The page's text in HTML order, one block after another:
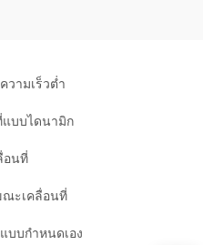
ามเร็วต่ำ
บบไดนามิก
อนที่
ณะเคลื่อนที่
บกำหนดเอง